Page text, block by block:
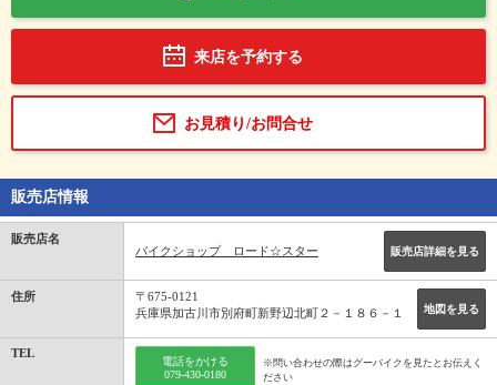
来店を予約する
お見積り/お問合せ
販売店情報
販売店名
バイクショップ ロード☆スター
販売店詳細を見る
住所
地図を見る
〒675-0121
兵庫県加古川市別府町新野辺北町２－１８６－１
TEL
電話をかける
079-430-0180
※問い合わせの際はグーバイクを見たとお伝えく
ださい